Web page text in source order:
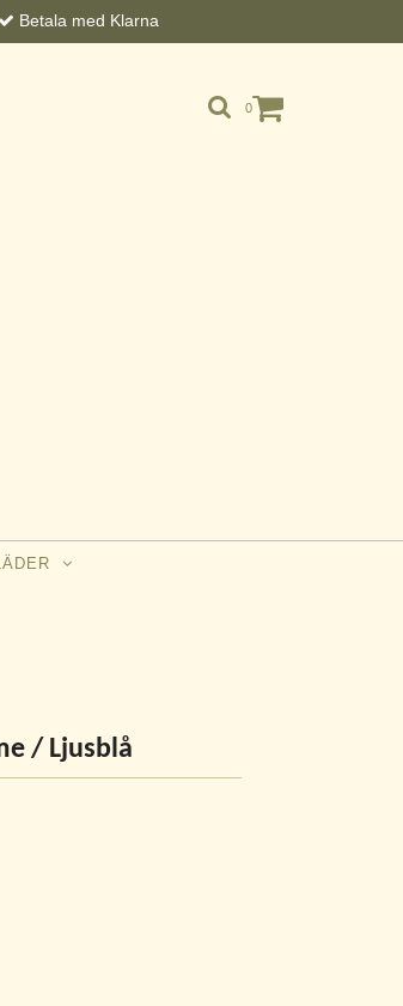
Betala med Klarna
0
/ Ljusblå